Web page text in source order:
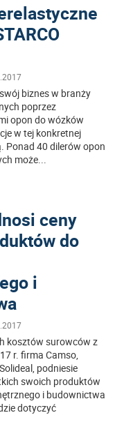
biznes w branży
poprzez
opon do wózków
w tej konkretnej
Ponad 40 dilerów opon
może...
ceny
do
i
kosztów surowców z
r. firma Camso,
podniesie
swoich produktów
i budownictwa
dotyczyć